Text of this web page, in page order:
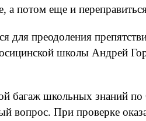
а потом еще и
для преодоления
школы Андрей
багаж школьных знаний
вопрос. При проверке